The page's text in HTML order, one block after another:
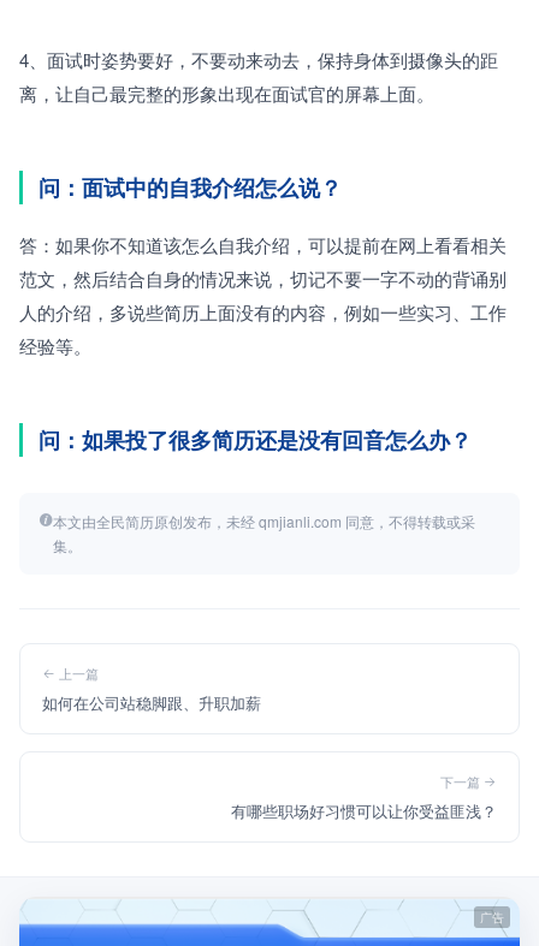
4、 面试时姿势要好，不要动来动去，保持身体到摄像头的距
离，让自己最完整的形象出现在面试官的屏幕上面。
问：面试中的自我介绍怎么说？
答：如果你不知道该怎么自我介绍，可以提前在网上看看相关
范文，然后结合自身的情况来说，切记不要一字不动的背诵别
人的介绍，多说些简历上面没有的内容，例如一些实习、工作
经验等。
问：如果投了很多简历还是没有回音怎么办？
本文由全民简历原创发布，未经 qmjianli.com 同意，不得转载或采
集。
上一篇
如何在公司站稳脚跟、升职加薪
下一篇
有哪些职场好习惯可以让你受益匪浅？